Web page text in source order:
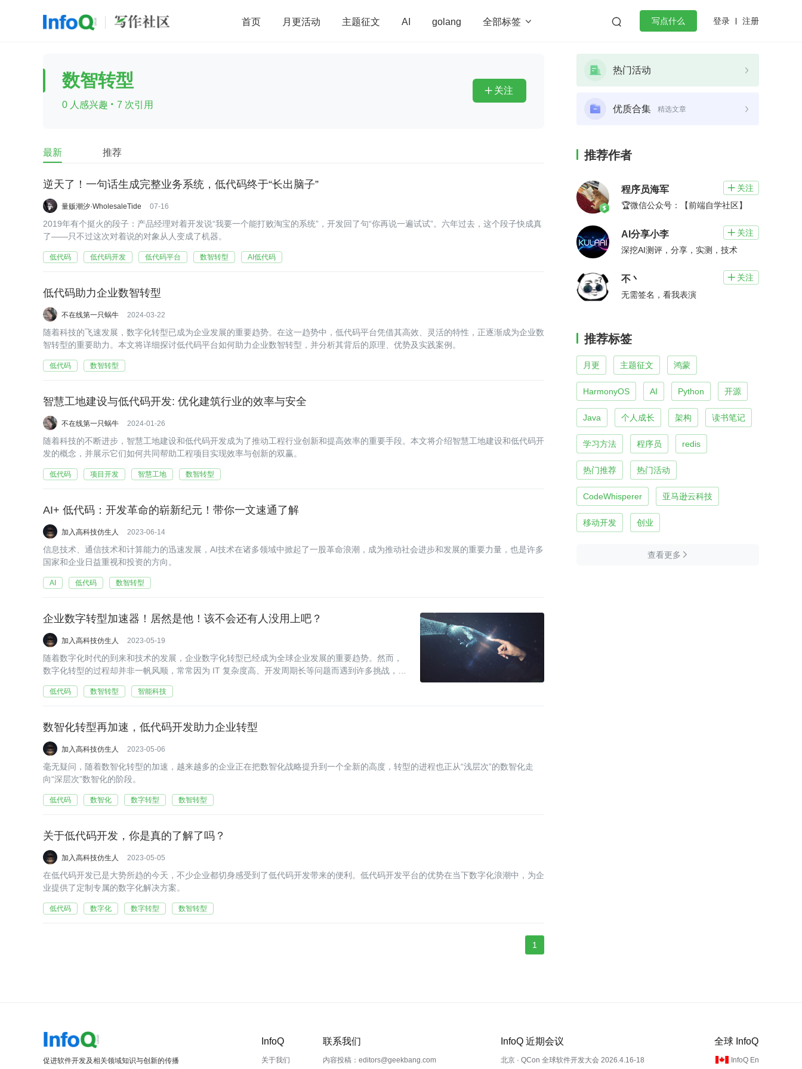
首页 月更活动 主题征文 AI golang 全部标签   写点什么 登录 注册
前端 AI redis
查看更多
数智转型
0 人感兴趣 · 7 次引用
 关注
最新 推荐
逆天了！一句话生成完整业务系统，低代码终于“长出脑子”
量贩潮汐·WholesaleTide 07-16
2019年有个挺火的段子：产品经理对着开发说“我要一个能打败淘宝的系统”，开发回了句“你再说一遍试试”。六年过去，这个段子快成真
了——只不过这次对着说的对象从人变成了机器。
低代码 低代码开发 低代码平台 数智转型 AI低代码
低代码助力企业数智转型
不在线第一只蜗牛 2024-03-22
随着科技的飞速发展，数字化转型已成为企业发展的重要趋势。在这一趋势中，低代码平台凭借其高效、灵活的特性，正逐渐成为企业数
智转型的重要助力。本文将详细探讨低代码平台如何助力企业数智转型，并分析其背后的原理、优势及实践案例。
低代码 数智转型
智慧工地建设与低代码开发: 优化建筑行业的效率与安全
不在线第一只蜗牛 2024-01-26
随着科技的不断进步，智慧工地建设和低代码开发成为了推动工程行业创新和提高效率的重要手段。本文将介绍智慧工地建设和低代码开
发的概念，并展示它们如何共同帮助工程项目实现效率与创新的双赢。
低代码 项目开发 智慧工地 数智转型
AI+ 低代码：开发革命的崭新纪元！带你一文速通了解
加入高科技仿生人 2023-06-14
信息技术、通信技术和计算能力的迅速发展，AI技术在诸多领域中掀起了一股革命浪潮，成为推动社会进步和发展的重要力量，也是许多
国家和企业日益重视和投资的方向。
AI 低代码 数智转型
企业数字转型加速器！居然是他！该不会还有人没用上吧？
加入高科技仿生人 2023-05-19
随着数字化时代的到来和技术的发展，企业数字化转型已经成为全球企业发展的重要趋势。然而，
数字化转型的过程却并非一帆风顺，常常因为 IT 复杂度高、开发周期长等问题而遇到许多挑战，这
低代码 数智转型 智能科技
数智化转型再加速，低代码开发助力企业转型
加入高科技仿生人 2023-05-06
毫无疑问，随着数智化转型的加速，越来越多的企业正在把数智化战略提升到一个全新的高度，转型的进程也正从“浅层次”的数智化走
向“深层次”数智化的阶段。
低代码 数智化 数字转型 数智转型
关于低代码开发，你是真的了解了吗？
加入高科技仿生人 2023-05-05
在低代码开发已是大势所趋的今天，不少企业都切身感受到了低代码开发带来的便利。低代码开发平台的优势在当下数字化浪潮中，为企
业提供了定制专属的数字化解决方案。
低代码 数字化 数字转型 数智转型
1
热门活动
优质合集 精选文章
推荐作者
程序员海军  关注
🏆微信公众号：【前端自学社区】
AI分享小李  关注
深挖AI测评，分享，实测，技术
不丶  关注
无需签名，看我表演
推荐标签
月更 主题征文 鸿蒙
HarmonyOS AI Python 开源
Java 个人成长 架构 读书笔记
学习方法 程序员 redis
热门推荐 热门活动
CodeWhisperer 亚马逊云科技
移动开发 创业
查看更多 
促进软件开发及相关领域知识与创新的传播
InfoQ
关于我们
联系我们
内容投稿：editors@geekbang.com
InfoQ 近期会议
北京 · QCon 全球软件开发大会 2026.4.16-18
全球 InfoQ
InfoQ En